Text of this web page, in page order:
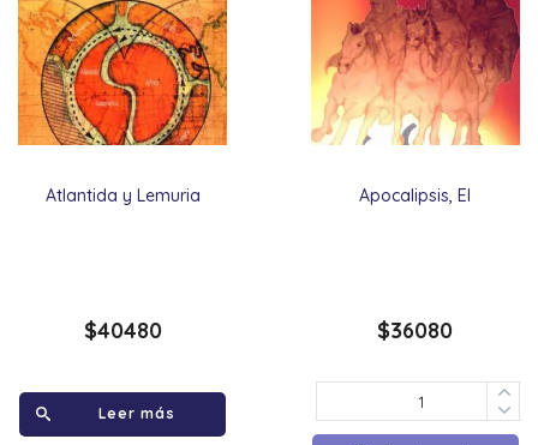
Atlantida y Lemuria
$40480
Leer más
Apocalipsis, El
$36080